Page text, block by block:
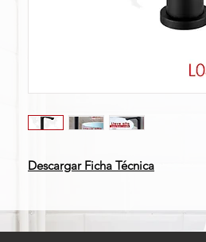
Descargar Ficha Técnica